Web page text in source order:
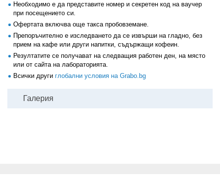
Необходимо е да представите номер и секретен код на ваучер
при посещението си.
Офертата включва още такса пробовземане.
Препоръчително е изследването да се извърши на гладно, без
прием на кафе или други напитки, съдържащи кофеин.
Резултатите се получават на следващия работен ден, на място
или от сайта на лабораторията.
Всички други глобални условия на Grabo.bg
Галерия